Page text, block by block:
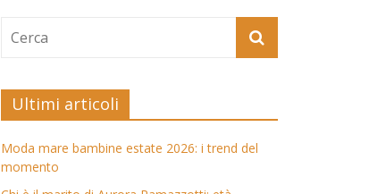
Ultimi articoli
Moda mare bambine estate 2026: i trend del
momento